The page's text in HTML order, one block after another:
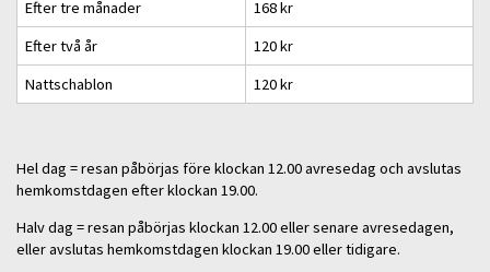
Efter tre månader
168 kr
Efter två år
120 kr
Nattschablon
120 kr
Hel dag = resan påbörjas före klockan 12.00 avresedag och avslutas
hemkomstdagen efter klockan 19.00.
Halv dag = resan påbörjas klockan 12.00 eller senare avresedagen,
eller avslutas hemkomstdagen klockan 19.00 eller tidigare.